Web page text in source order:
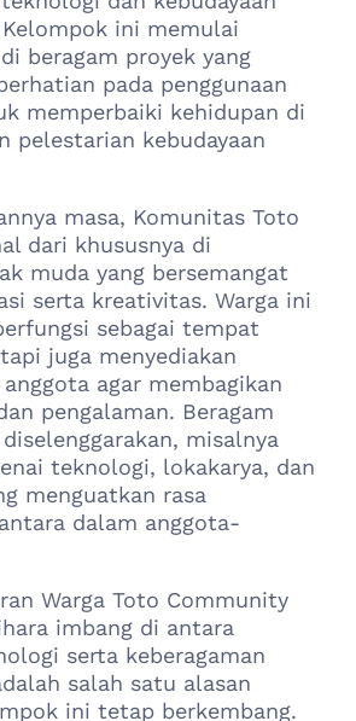
ini memulai
beragam proyek yang
pada penggunaan
memperbaiki kehidupan di
pelestarian kebudayaan
masa, Komunitas Toto
dari khususnya di
muda yang bersemangat
serta kreativitas. Warga ini
sebagai tempat
juga menyediakan
agar membagikan
pengalaman. Beragam
misalnya
teknologi, lokakarya, dan
menguatkan rasa
dalam anggota-
Warga Toto Community
imbang di antara
serta keberagaman
salah satu alasan
ini tetap berkembang.